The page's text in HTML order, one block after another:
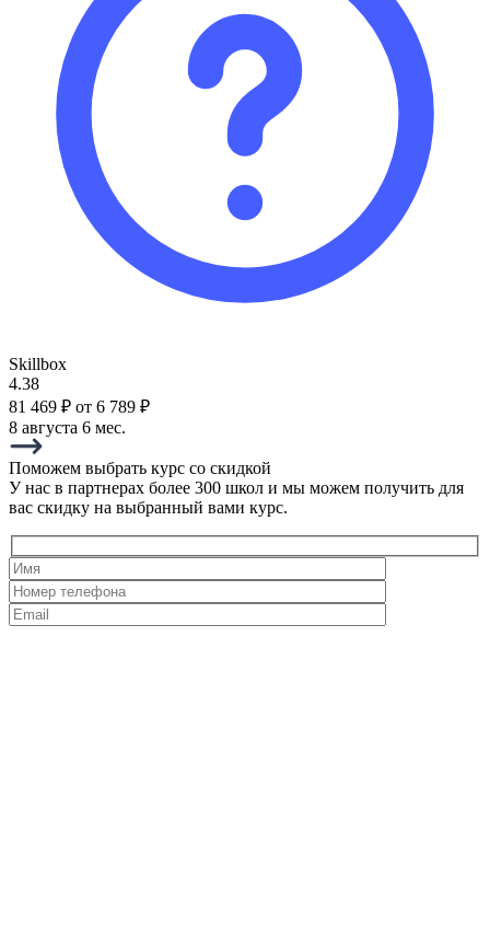
Skillbox
4.38
81 469 ₽ от 6 789 ₽
8 августа 6 мес.
Поможем выбрать курс со скидкой
У нас в партнерах более 300 школ и мы можем получить для
вас скидку на выбранный вами курс.